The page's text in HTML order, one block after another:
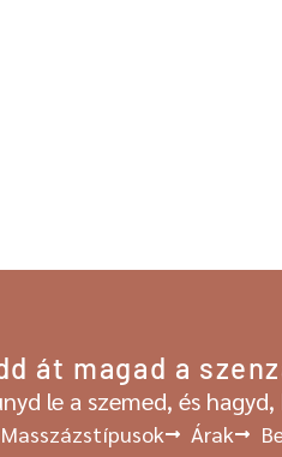
át magad a
le a szemed, és
Masszázstípusok Árak